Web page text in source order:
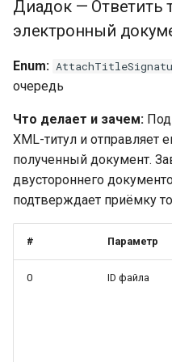
Диадок — Ответить
электронный
Enum:
очередь
Что делает и зачем:
XML-титул и отправляет
полученный документ.
двустороннего
подтверждает приёмку
# Параметр
0 ID файла